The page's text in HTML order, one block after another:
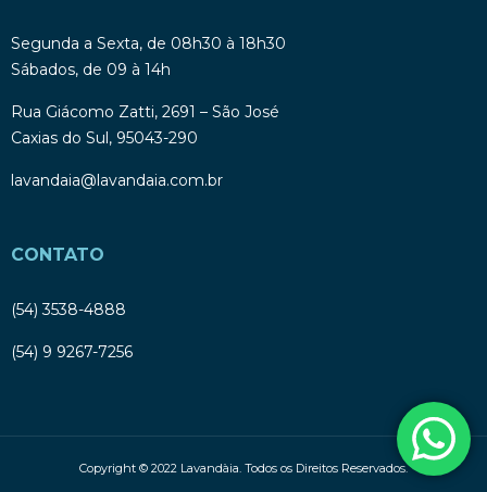
Segunda a Sexta, de 08h30 à 18h30
Sábados, de 09 à 14h
Rua Giácomo Zatti, 2691 – São José
Caxias do Sul, 95043-290
lavandaia@lavandaia.com.br
CONTATO
(54) 3538-4888
(54) 9 9267-7256
Copyright © 2022 Lavandàia. Todos os Direitos Reservados.